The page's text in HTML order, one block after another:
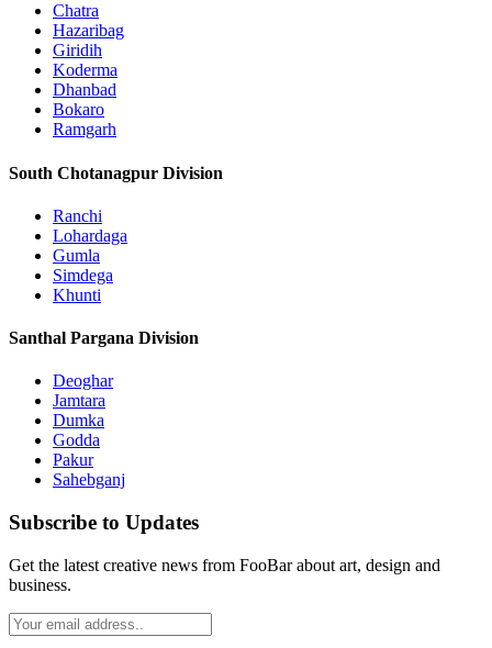
Chatra
Hazaribag
Giridih
Koderma
Dhanbad
Bokaro
Ramgarh
South Chotanagpur Division
Ranchi
Lohardaga
Gumla
Simdega
Khunti
Santhal Pargana Division
Deoghar
Jamtara
Dumka
Godda
Pakur
Sahebganj
Subscribe to Updates
Get the latest creative news from FooBar about art, design and
business.